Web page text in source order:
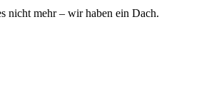
nicht mehr – wir haben ein Dach.